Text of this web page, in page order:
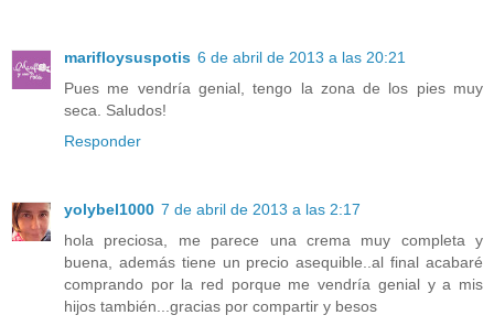
marifloysuspotis 6 de abril de 2013 a las 20:21
Pues me vendría genial, tengo la zona de los pies muy
seca. Saludos!
Responder
yolybel1000 7 de abril de 2013 a las 2:17
hola preciosa, me parece una crema muy completa y
buena, además tiene un precio asequible..al final acabaré
comprando por la red porque me vendría genial y a mis
hijos también...gracias por compartir y besos